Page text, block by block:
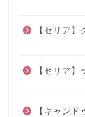
【セリア】
【セリア
【キャン